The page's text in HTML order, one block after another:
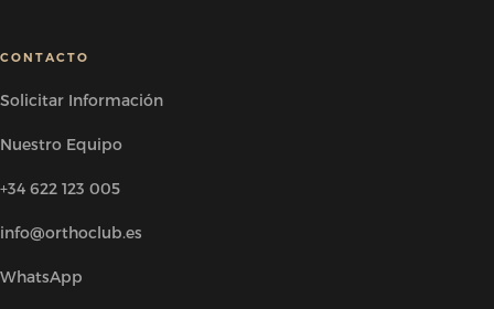
CONTACTO
Solicitar Información
Nuestro Equipo
+34 622 123 005
info@orthoclub.es
WhatsApp